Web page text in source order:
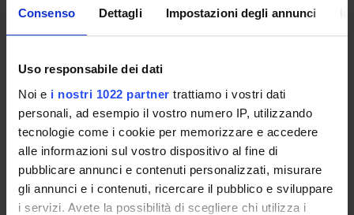
Consenso Dettagli Impostazioni degli annunci
Uso responsabile dei dati
Noi e i nostri 1022 partner trattiamo i vostri dati
personali, ad esempio il vostro numero IP, utilizzando
tecnologie come i cookie per memorizzare e accedere
alle informazioni sul vostro dispositivo al fine di
pubblicare annunci e contenuti personalizzati, misurare
gli annunci e i contenuti, ricercare il pubblico e sviluppare
i servizi. Avete la possibilità di scegliere chi utilizza i
ottenere, analizzare e confrontare dati di trascrittomica ed
epigenomica.
RISULTATI
In definitiva, l'identificazione dei geni e delle modifiche del
DNA le cui dinamiche sono correlate con la lunghezza del
processo di maturazione della bacca di vite permetterà di
dedurre un modello di analisi che potrebbe facilitare
l’ottenimento di un prodotto standard di elevata qualità,
fornendo, così, nuove linee guida per una coltivazione più
redditizia della vite.